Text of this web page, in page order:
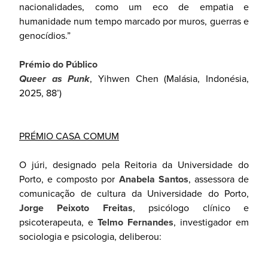
nacionalidades, como um eco de empatia e
humanidade num tempo marcado por muros, guerras e
genocídios.”
Prémio do Público
Queer as Punk, Yihwen Chen (Malásia, Indonésia,
2025, 88’)
PRÉMIO CASA COMUM
O júri, designado pela Reitoria da Universidade do
Porto, e composto por Anabela Santos, assessora de
comunicação de cultura da Universidade do Porto,
Jorge Peixoto Freitas, psicólogo clínico e
psicoterapeuta, e Telmo Fernandes, investigador em
sociologia e psicologia, deliberou: